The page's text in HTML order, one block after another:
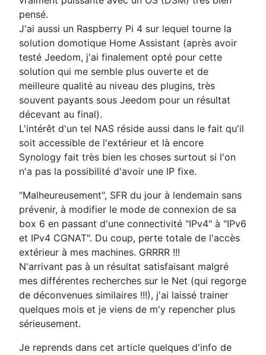
pensé.
J'ai aussi un Raspberry Pi 4 sur lequel tourne la
solution domotique Home Assistant (après avoir
testé Jeedom, j'ai finalement opté pour cette
solution qui me semble plus ouverte et de
meilleure qualité au niveau des plugins, très
souvent payants sous Jeedom pour un résultat
décevant au final).
L'intérêt d'un tel NAS réside aussi dans le fait qu'il
soit accessible de l'extérieur et là encore
Synology fait très bien les choses surtout si l'on
n'a pas la possibilité d'avoir une IP fixe.
"Malheureusement", SFR du jour à lendemain sans
prévenir, à modifier le mode de connexion de sa
box 6 en passant d'une connectivité "IPv4" à "IPv6
et IPv4 CGNAT". Du coup, perte totale de l'accès
extérieur à mes machines. GRRRR !!!
N'arrivant pas à un résultat satisfaisant malgré
mes différentes recherches sur le Net (qui regorge
de déconvenues similaires !!!), j'ai laissé trainer
quelques mois et je viens de m'y repencher plus
sérieusement.
Je reprends dans cet article quelques d'info de